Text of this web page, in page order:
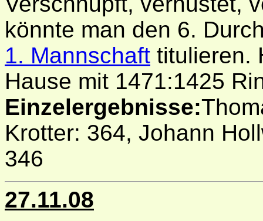
könnte man den 6.
1. Mannschaft titulieren.
Hause mit 1471:1425
Einzelergebnisse:
Krotter: 364, Johann
346
27.11.08